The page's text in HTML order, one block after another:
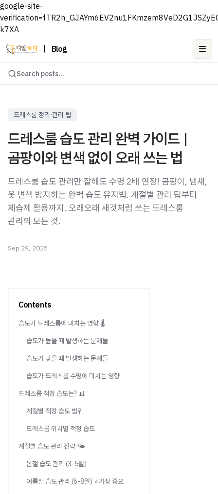
google-site-
k7XA
Blog
Search posts...
드레스룸 정리·관리 팁
드레스룸 습도 관리 완벽 가이드 |
곰팡이와 변색 없이 오래 쓰는 법
드레스룸 습도 관리만 잘해도 수명 2배 연장! 곰팡이, 냄새,
옷 변색 방지하는 완벽 습도 유지법. 계절별 관리 팁부터
제습제 활용까지. 오래오래 새것처럼 쓰는 드레스룸
관리의 모든 것.
Sep 29, 2025
Contents
습도가 드레스룸에 미치는 영향 🌡️
습도가 높을 때 발생하는 문제들
습도가 낮을 때 발생하는 문제들
습도가 드레스룸 수명에 미치는 영향
드레스룸 적정 습도는? 📊
계절별 적정 습도 범위
드레스룸 위치별 적정 습도
계절별 습도 관리 전략 🌤️
봄철 습도 관리 (3-5월)
여름철 습도 관리 (6-8월) ⭐가장 중요